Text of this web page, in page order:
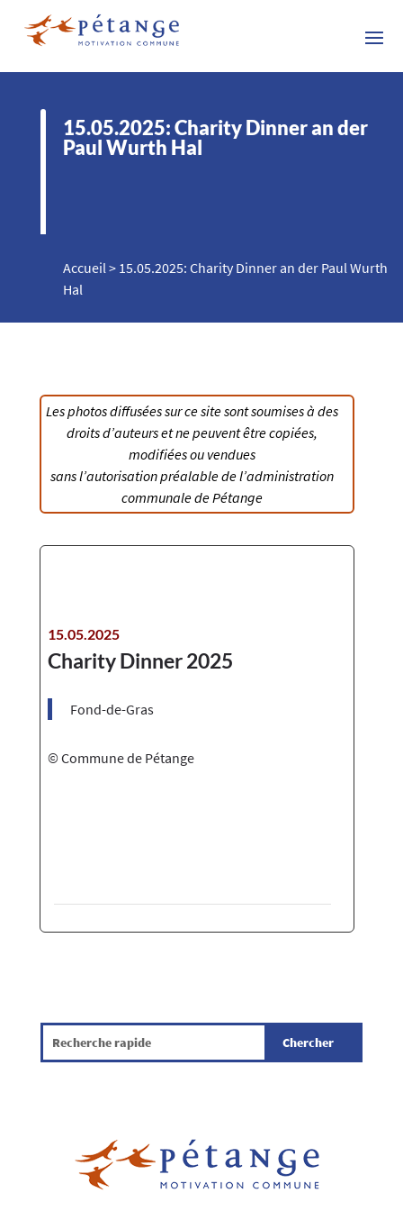
15.05.2025: Charity Dinner an der
Paul Wurth Hal
Accueil> 15.05.2025: Charity Dinner an der Paul Wurth
Hal
Les photos diffusées sur ce site sont soumises à des
droits d’auteurs et ne peuvent être copiées,
modifiées ou vendues
sans l’autorisation préalable de l’administration
communale de Pétange​​
15.05.2025
Charity Dinner 2025
Fond-de-Gras
© Commune de Pétange